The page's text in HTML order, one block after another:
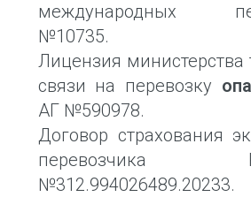
международных
№10735.
Лицензия министерства
связи на перевозку
АГ №590978.
Договор страхования
перевозчика
№312.994026489.20233.